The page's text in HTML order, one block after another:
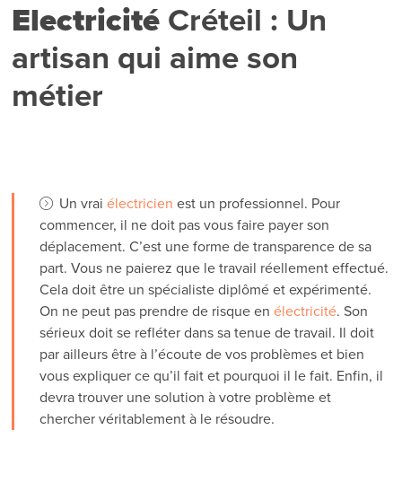
Electricité Créteil : Un
artisan qui aime son
métier
Un vraiélectricien est un professionnel. Pour
commencer, il ne doit pas vous faire payer son
déplacement. C’est une forme de transparence de sa
part. Vous ne paierez que le travail réellement effectué.
Cela doit être un spécialiste diplômé et expérimenté.
On ne peut pas prendre de risque enélectricité. Son
sérieux doit se refléter dans sa tenue de travail. Il doit
par ailleurs être à l’écoute de vos problèmes et bien
vous expliquer ce qu’il fait et pourquoi il le fait. Enfin, il
devra trouver une solution à votre problème et
chercher véritablement à le résoudre.